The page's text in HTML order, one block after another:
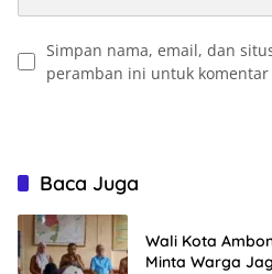
Simpan nama, email, dan
peramban ini untuk komentar
Baca Juga
Wali Kota
Minta Warga